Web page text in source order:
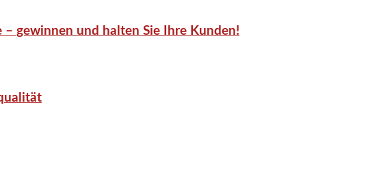
gewinnen und halten Sie Ihre Kunden!